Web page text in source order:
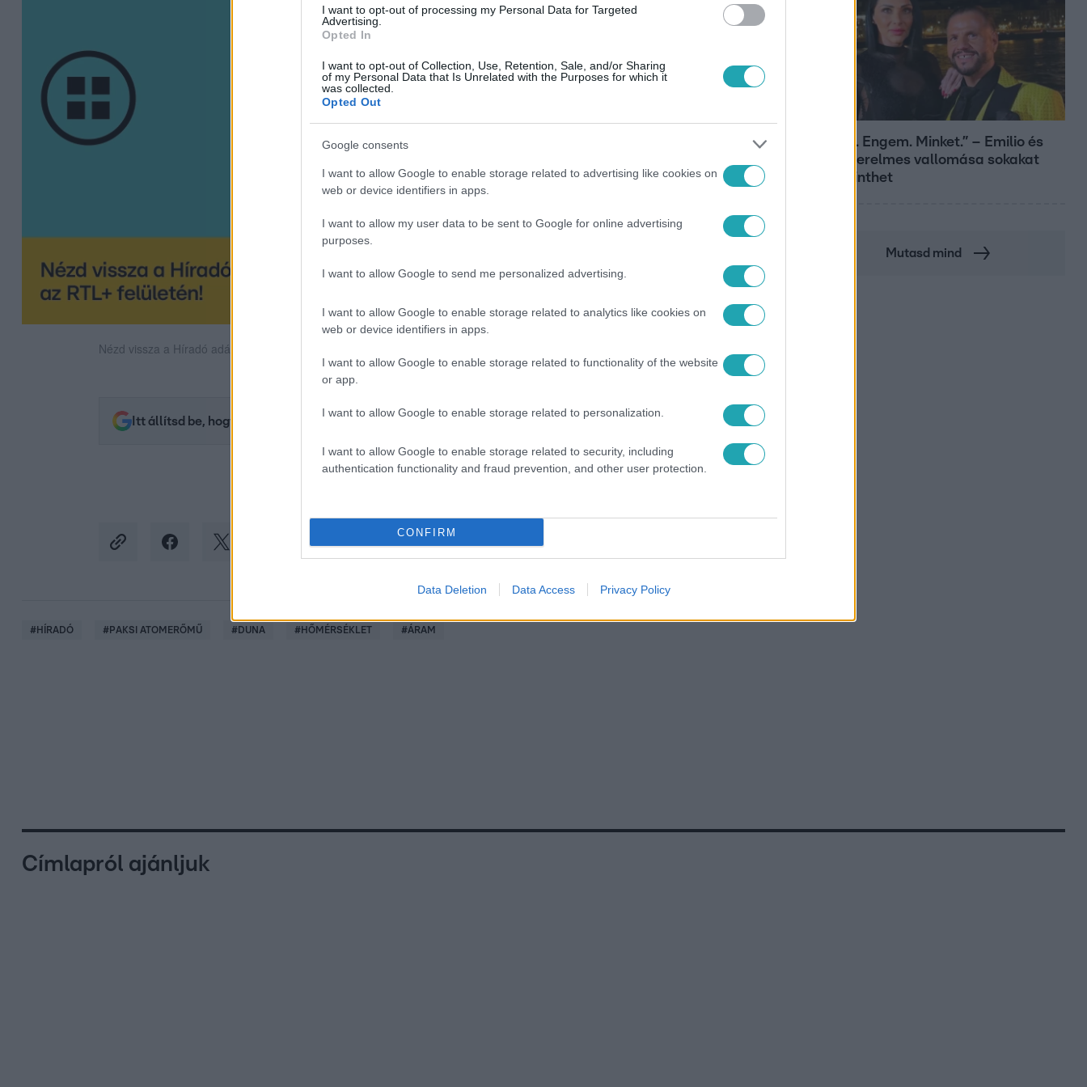
I want to opt-out of processing my Personal Data for Targeted
Advertising.
Opted In
I want to opt-out of Collection, Use, Retention, Sale, and/or Sharing
of my Personal Data that Is Unrelated with the Purposes for which it
was collected.
Opted Out
Google consents
I want to allow Google to enable storage related to advertising like cookies on
web or device identifiers in apps.
I want to allow my user data to be sent to Google for online advertising
purposes.
I want to allow Google to send me personalized advertising.
I want to allow Google to enable storage related to analytics like cookies on
web or device identifiers in apps.
I want to allow Google to enable storage related to functionality of the website
or app.
I want to allow Google to enable storage related to personalization.
I want to allow Google to enable storage related to security, including
authentication functionality and fraud prevention, and other user protection.
CONFIRM
Data Deletion Data Access Privacy Policy
Nézd vissza a Híradó adásait az RTL+ felületén!
Itt állítsd be, hogy az RTL.hu az elsők között legyen a Google-találatokban!
#HÍRADÓ #PAKSI ATOMERŐMŰ #DUNA #HŐMÉRSÉKLET #ÁRAM
„Téged. Engem. Minket.” – Emilio és
Tina szerelmes vallomása sokakat
megérinthet
Mutasd mind
Címlapról ajánljuk